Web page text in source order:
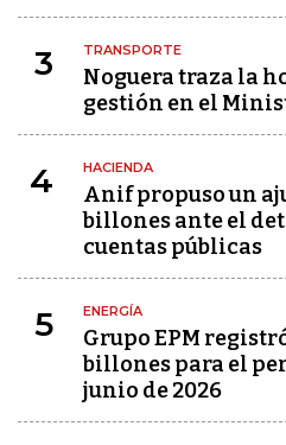
3 TRANSPORTE
Noguera traza la
gestión en el
4 HACIENDA
Anif propuso un
billones ante el
cuentas públicas
5 ENERGÍA
Grupo EPM
billones para el
junio de 2026